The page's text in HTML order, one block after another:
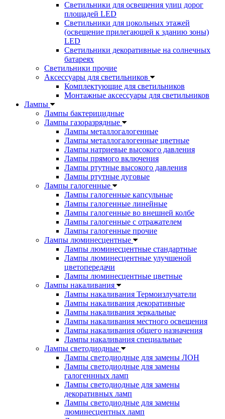
Светильники для освещения улиц дорог
площадей LED
Светильники для цокольных этажей
(освещение прилегающей к зданию зоны)
LED
Светильники декоративные на солнечных
батареях
Светильники прочие
Аксессуары для светильников
Комплектующие для светильников
Монтажные аксессуары для светильников
Лампы
Лампы бактерицидные
Лампы газоразрядные
Лампы металлогалогенные
Лампы металлогалогенные цветные
Лампы натриевые высокого давления
Лампы прямого включения
Лампы ртутные высокого давления
Лампы ртутные дуговые
Лампы галогенные
Лампы галогенные капсульные
Лампы галогенные линейные
Лампы галогенные во внешней колбе
Лампы галогенные с отражателем
Лампы галогенные прочие
Лампы люминесцентные
Лампы люминесцентные стандартные
Лампы люминесцентные улучшеной
цветопередачи
Лампы люминесцентные цветные
Лампы накаливания
Лампы накаливания Термоизлучатели
Лампы накаливания декоративные
Лампы накаливания зеркальные
Лампы накаливания местного освещения
Лампы накаливания общего назначения
Лампы накаливания специальные
Лампы светодиодные
Лампы светодиодные для замены ЛОН
Лампы светодиодные для замены
галогеннных ламп
Лампы светодиодные для замены
декоративных ламп
Лампы светодиодные для замены
люминесцентных ламп